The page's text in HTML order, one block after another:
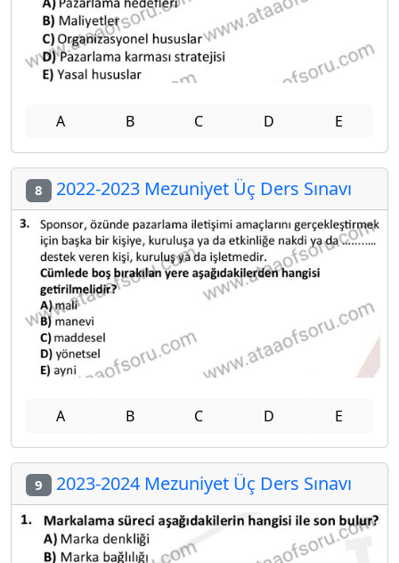
A B C D E
8 2022-2023 Mezuniyet Üç Ders Sınavı
A B C D E
9 2023-2024 Mezuniyet Üç Ders Sınavı